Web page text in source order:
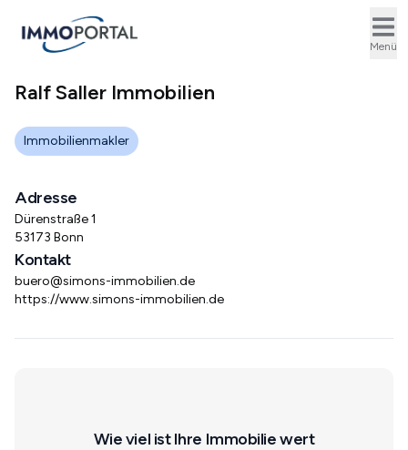
Menü
Ralf Saller Immobilien
Immobilienmakler
Adresse
Dürenstraße 1
53173 Bonn
Kontakt
buero@simons-immobilien.de
https://www.simons-immobilien.de
Wie viel ist Ihre Immobilie wert